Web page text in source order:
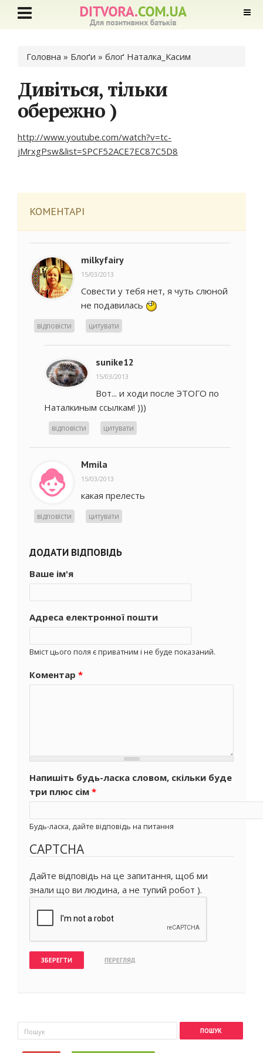
Ви є тут
Головна » Блоґи » блоґ Наталка_Касим
Дивіться, тільки
обережно )
http://www.youtube.com/watch?v=tc-
jMrxgPsw&list=SPCF52ACE7EC87C5D8
КОМЕНТАРІ
milkyfairy
15/03/2013
Совести у тебя нет, я чуть слюной
не подавилась
відповісти цитувати
sunike12
15/03/2013
Вот... и ходи после ЭТОГО по
Наталкиным ссылкам! )))
відповісти цитувати
Mmila
15/03/2013
какая прелесть
відповісти цитувати
ДОДАТИ ВІДПОВІДЬ
Ваше ім'я
Адреса електронної пошти
Вміст цього поля є приватним і не буде показаний.
Коментар *
Напишіть будь-ласка словом, скільки буде
три плюс сім *
Будь-ласка, дайте відповідь на питання
CAPTCHA
Дайте відповідь на це запитання, щоб ми
знали що ви людина, а не тупий робот ).
Пошукова форма
Пошук